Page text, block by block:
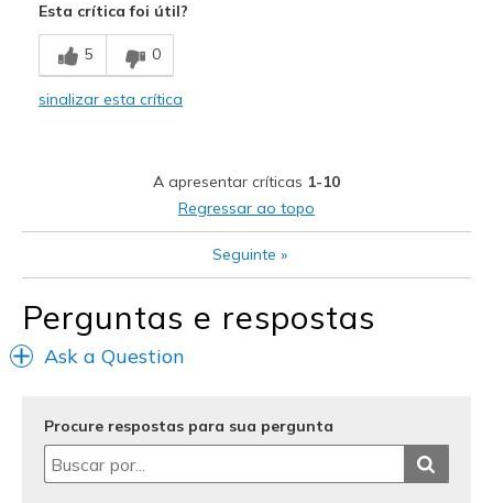
Comfortable
Melhores utilizações
Casual Wear
Feels true to width
Sizing
Feels true to size
Esta crítica foi útil?
5 0
sinalizar esta crítica
A apresentar críticas 1-10
Regressar ao topo
Seguinte »
Perguntas e respostas
Ask a Question
Procure respostas para sua pergunta